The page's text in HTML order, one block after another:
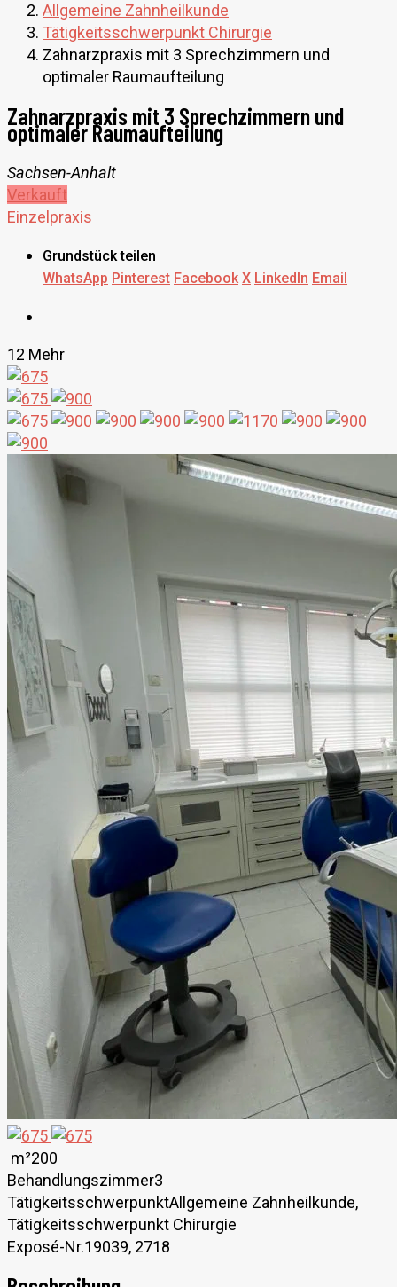
Allgemeine Zahnheilkunde
Tätigkeitsschwerpunkt Chirurgie
Zahnarzpraxis mit 3 Sprechzimmern und
optimaler Raumaufteilung
Zahnarzpraxis mit 3 Sprechzimmern und
optimaler Raumaufteilung
Sachsen-Anhalt
Verkauft
Einzelpraxis
Grundstück teilen
WhatsApp Pinterest Facebook X LinkedIn Email
12 Mehr
m²200
Behandlungszimmer3
TätigkeitsschwerpunktAllgemeine Zahnheilkunde,
Tätigkeitsschwerpunkt Chirurgie
Exposé-Nr.19039, 2718